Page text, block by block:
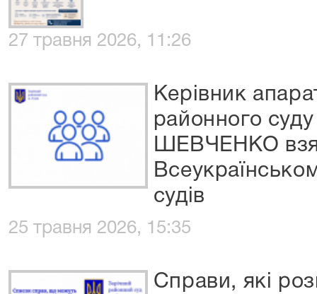
27 травня 2026, 11:26
Керівник
районного
ШЕВЧЕНКО
судів
25 травня 2026, 15:35
Справи, які